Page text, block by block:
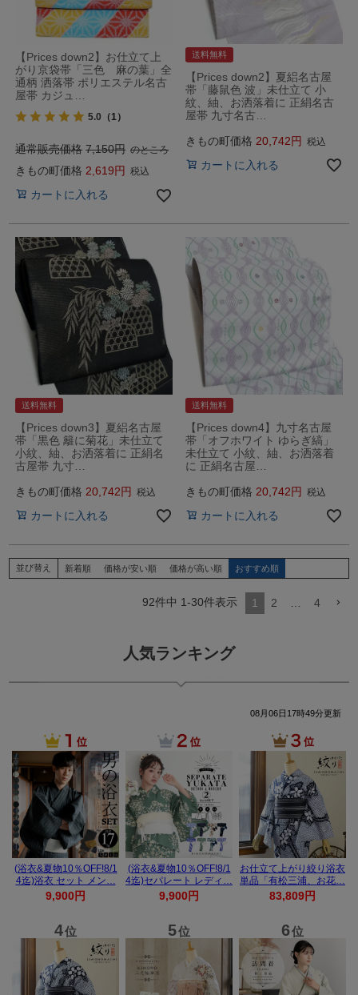
【Prices down2】お仕立て上
がり京袋帯「三色 麻の葉」全
通柄 洒落帯 ポリエステル名古
屋帯 カジュ…
5.0 （1）
通常販売価格 7,150 のところ
きもの町価格 2,619 税込
カートに入れる
送料無料
【Prices down2】夏絽名古屋
帯「藤鼠色 波」未仕立て 小
紋、紬、お洒落着に 正絹名古
屋帯 九寸名古…
きもの町価格 20,742 税込
カートに入れる
送料無料
【Prices down3】夏絽名古屋
帯「黒色 籬に菊花」未仕立て
小紋、紬、お洒落着に 正絹名
古屋帯 九寸…
きもの町価格 20,742 税込
カートに入れる
送料無料
【Prices down4】九寸名古屋
帯「オフホワイト ゆらぎ縞」
未仕立て 小紋、紬、お洒落着
に 正絹名古屋…
きもの町価格 20,742 税込
カートに入れる
並び替え 新着順 価格が安い順 価格が高い順 おすすめ順
92件中 1-30件表示 1 2 4
人気ランキング